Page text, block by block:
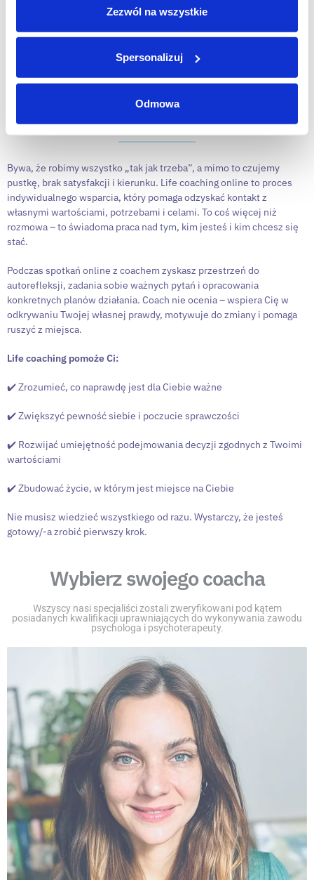
Zezwól na wszystkie
Spersonalizuj
Odmowa
Life coaching online –
odnajdź swoją drogę i
zacznij żyć w zgodzie ze
Bywa, że robimy wszystko „tak jak trzeba”, a mimo to czujemy
pustkę, brak satysfakcji i kierunku. Life coaching online to proces
indywidualnego wsparcia, który pomaga odzyskać kontakt z
własnymi wartościami, potrzebami i celami. To coś więcej niż
rozmowa – to świadoma praca nad tym, kim jesteś i kim chcesz się
stać.
Podczas spotkań online z coachem zyskasz przestrzeń do
autorefleksji, zadania sobie ważnych pytań i opracowania
konkretnych planów działania. Coach nie ocenia – wspiera Cię w
odkrywaniu Twojej własnej prawdy, motywuje do zmiany i pomaga
ruszyć z miejsca.
Life coaching pomoże Ci:
✔️ Zrozumieć, co naprawdę jest dla Ciebie ważne
✔️ Zwiększyć pewność siebie i poczucie sprawczości
✔️ Rozwijać umiejętność podejmowania decyzji zgodnych z Twoimi
wartościami
✔️ Zbudować życie, w którym jest miejsce na Ciebie
Nie musisz wiedzieć wszystkiego od razu. Wystarczy, że jesteś
gotowy/-a zrobić pierwszy krok.
Wybierz swojego coacha
Wszyscy nasi specjaliści zostali zweryfikowani pod kątem
posiadanych kwalifikacji uprawniających do wykonywania zawodu
psychologa i psychoterapeuty.